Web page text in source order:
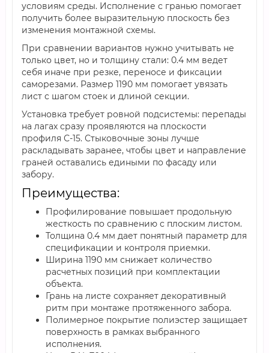
условиям среды. Исполнение с гранью помогает
получить более выразительную плоскость без
изменения монтажной схемы.
При сравнении вариантов нужно учитывать не
только цвет, но и толщину стали: 0.4 мм ведет
себя иначе при резке, переносе и фиксации
саморезами. Размер 1190 мм помогает увязать
лист с шагом стоек и длиной секции.
Установка требует ровной подсистемы: перепады
на лагах сразу проявляются на плоскости
профиля С-15. Стыковочные зоны лучше
раскладывать заранее, чтобы цвет и направление
граней оставались едиными по фасаду или
забору.
Преимущества:
Профилирование повышает продольную
жесткость по сравнению с плоским листом.
Толщина 0.4 мм дает понятный параметр для
спецификации и контроля приемки.
Ширина 1190 мм снижает количество
расчетных позиций при комплектации
объекта.
Грань на листе сохраняет декоративный
ритм при монтаже протяженного забора.
Полимерное покрытие полиэстер защищает
поверхность в рамках выбранного
исполнения.